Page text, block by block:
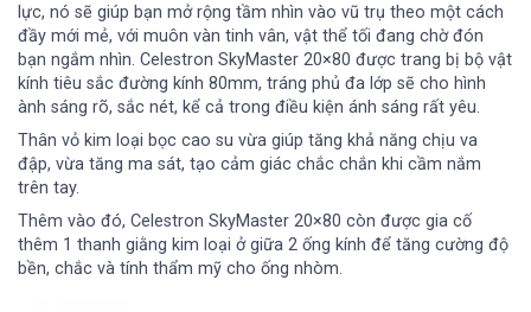
lực, nó sẽ giúp bạn mở rộng tầm nhìn vào vũ trụ theo một cách
đầy mới mẻ, với muôn vàn tinh vân, vật thể tối đang chờ đón
bạn ngắm nhìn. Celestron SkyMaster 20×80 được trang bị bộ vật
kính tiêu sắc đường kính 80mm, tráng phủ đa lớp sẽ cho hình
ành sáng rõ, sắc nét, kể cả trong điều kiện ánh sáng rất yêu.
Thân vỏ kim loại bọc cao su vừa giúp tăng khả năng chịu va
đập, vừa tăng ma sát, tạo cảm giác chắc chắn khi cầm nắm
trên tay.
Thêm vào đó, Celestron SkyMaster 20×80 còn được gia cố
thêm 1 thanh giằng kim loại ở giữa 2 ống kính để tăng cường độ
bền, chắc và tính thẩm mỹ cho ống nhòm.